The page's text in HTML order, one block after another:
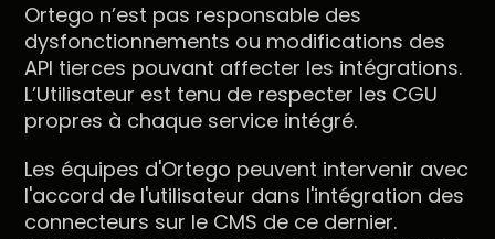
Ortego n’est pas responsable des
dysfonctionnements ou modifications des
API tierces pouvant affecter les intégrations.
L’Utilisateur est tenu de respecter les CGU
propres à chaque service intégré.
Les équipes d'Ortego peuvent intervenir avec
l'accord de l'utilisateur dans l'intégration des
connecteurs sur le CMS de ce dernier.